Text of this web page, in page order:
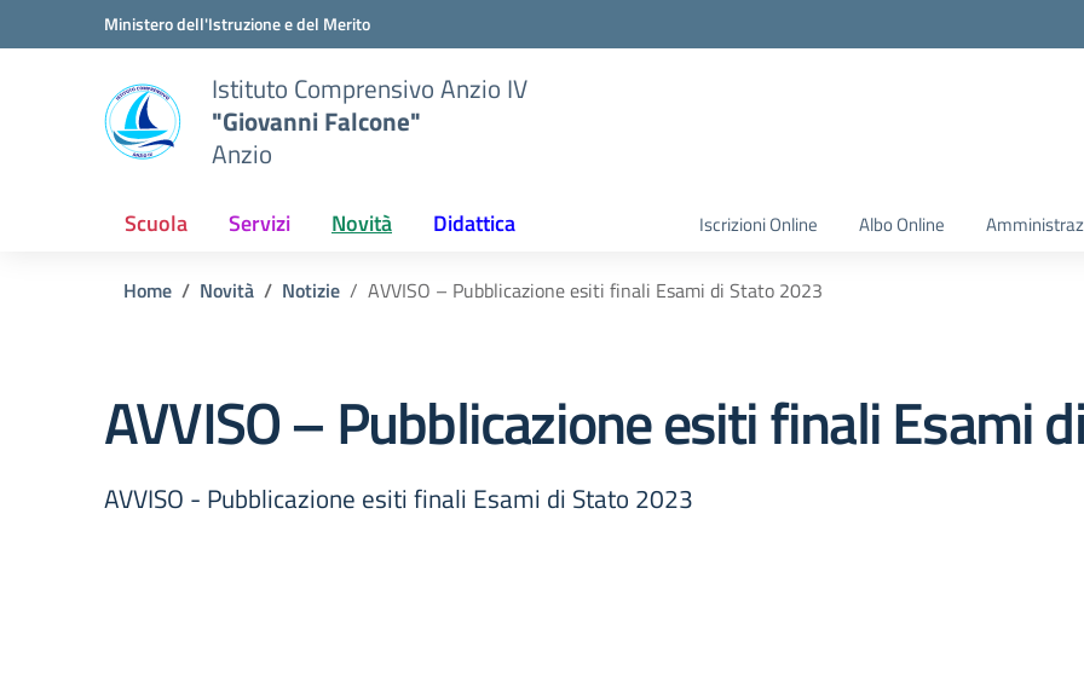
Vai ai contenuti
Vai al menu di navigazioneMinistero dell'Istruzione e del Merito
Istituto Comprensivo Anzio IV
"Giovanni Falcone"
Anzio
Scuola Servizi Novità Didattica Iscrizioni Online Albo Online
Home Novità Notizie AVVISO – Pubblicazione esiti finali Esami di Stato 2023
AVVISO – Pubblicazione esiti finali Esami
AVVISO - Pubblicazione esiti finali Esami di Stato 2023